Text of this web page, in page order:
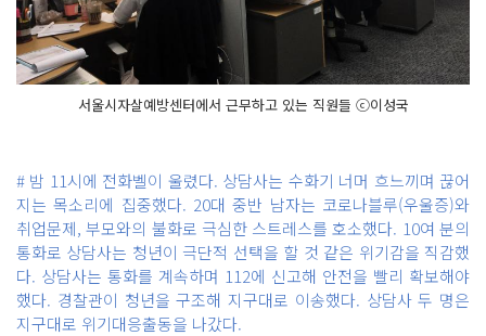
서울시자살예방센터에서 근무하고 있는 직원들 ⓒ이성국
# 밤 11시에 전화벨이 울렸다. 상담사는 수화기 너머 흐느끼며 끊어
지는 목소리에 집중했다. 20대 중반 남자는 코로나블루(우울증)와
취업문제, 부모와의 불화로 극심한 스트레스를 호소했다. 10여 분의
통화로 상담사는 청년이 극단적 선택을 할 것 같은 위기감을 직감했
다. 상담사는 통화를 계속하며 112에 신고해 안전을 빨리 확보해야
했다. 경찰관이 청년을 구조해 지구대로 이송했다. 상담사 두 명은
지구대로 위기대응출동을 나갔다.